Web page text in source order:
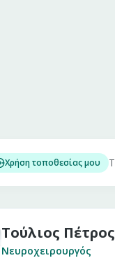
Χρήση τοποθεσίας μου
Τούλιος Πέτρος
Νευροχειρουργός